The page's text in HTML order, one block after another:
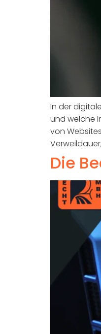
In der
und welche
von
Die